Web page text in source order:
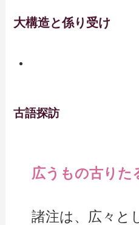
大構造と係り受け
古語探訪
広うもの古りた
諸注は、広々と